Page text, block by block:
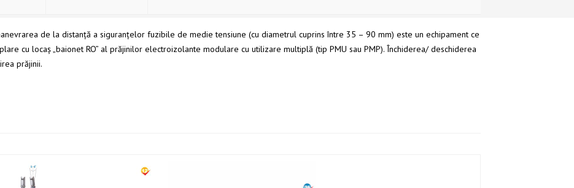
de la distanţă a siguranţelor fuzibile de medie tensiune (cu diametrul cuprins între 35 – 90 mm) este un echipament ce
cu locaș „baionet RO” al prăjinilor electroizolante modulare cu utilizare multiplă (tip PMU sau PMP). Închiderea/ deschiderea
prăjinii.